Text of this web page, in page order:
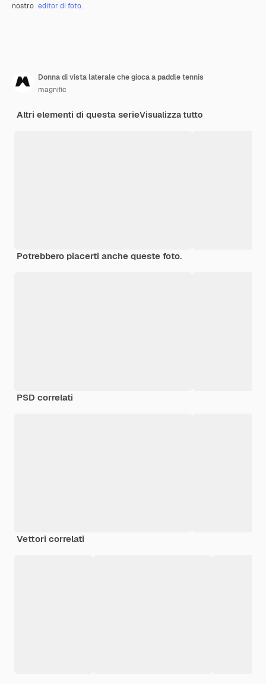
nostro editor di foto.
Donna di vista laterale che gioca a paddle tennis
magnific
Altri elementi di questa serieVisualizza tutto
Potrebbero piacerti anche queste foto.
PSD correlati
Vettori correlati